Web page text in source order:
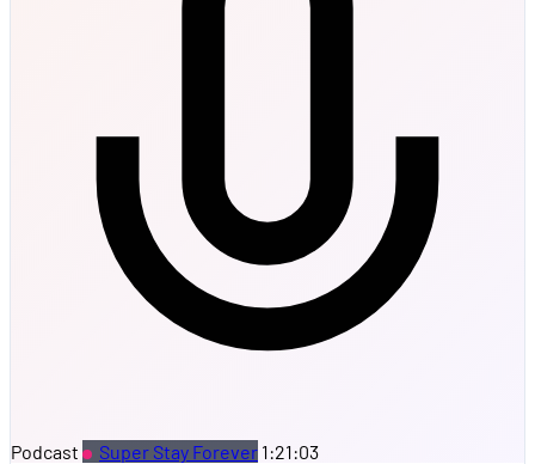
Podcast Super Stay Forever 1:21:03